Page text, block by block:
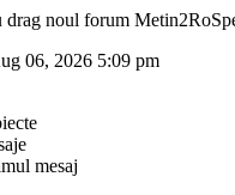
drag noul forum
06, 2026 5:09 pm
mesaj